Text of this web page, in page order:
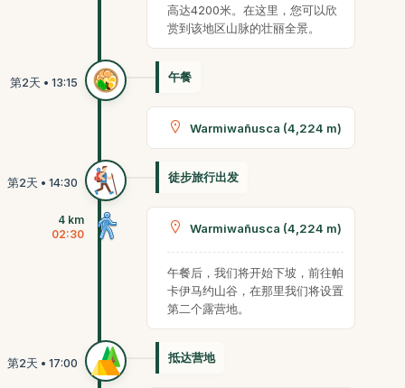
高达4200米。在这里，您可以欣
赏到该地区山脉的壮丽全景。
午餐
Warmiwañusca (4,224 m)
徒步旅行出发
4 km
02:30
Warmiwañusca (4,224 m)
午餐后，我们将开始下坡，前往帕
卡伊马约山谷，在那里我们将设置
第二个露营地。
抵达营地